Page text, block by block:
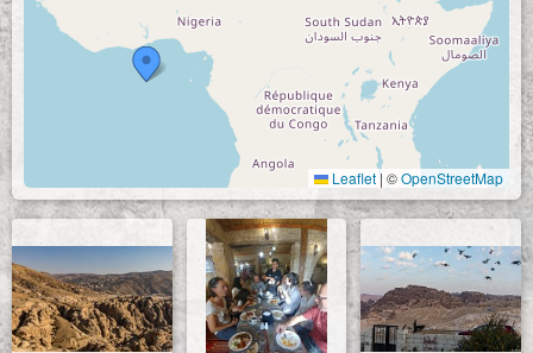
Leaflet | ©OpenStreetMap